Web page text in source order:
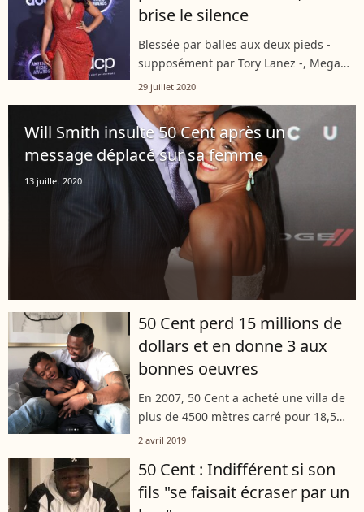
brise le silence
Blessée par balles aux deux pieds -
supposément par Tory Lanez -, Megan
Thee Stallion est sortie du silence et
traumatisante. Dans un live Instagram
diffusé...
29 juillet 2020
Will Smith insulte 50 Cent après un
message déplacé sur sa femme
13 juillet 2020
50 Cent perd 15 millions de
dollars et en donne 3 aux
bonnes oeuvres
En 2007, 50 Cent a acheté une villa de
plus de 4500 mètres carré pour 18,5
millions de dollars. Il vient de la
rappeur a fait don de sa vente...
2 avril 2019
50 Cent : Indifférent si son
fils "se faisait écraser par un